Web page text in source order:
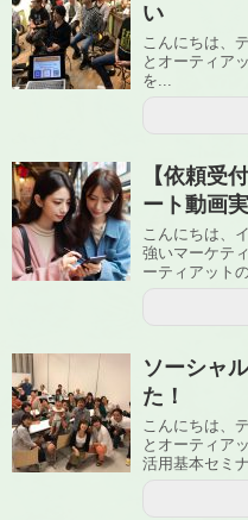
い
こんにちは、
とオーティア
を...
【依頼受
ート動画
こんにちは、
強いマーケテ
ーティアット
ソーシャ
た！
こんにちは、
とオーティア
活用基本セミ